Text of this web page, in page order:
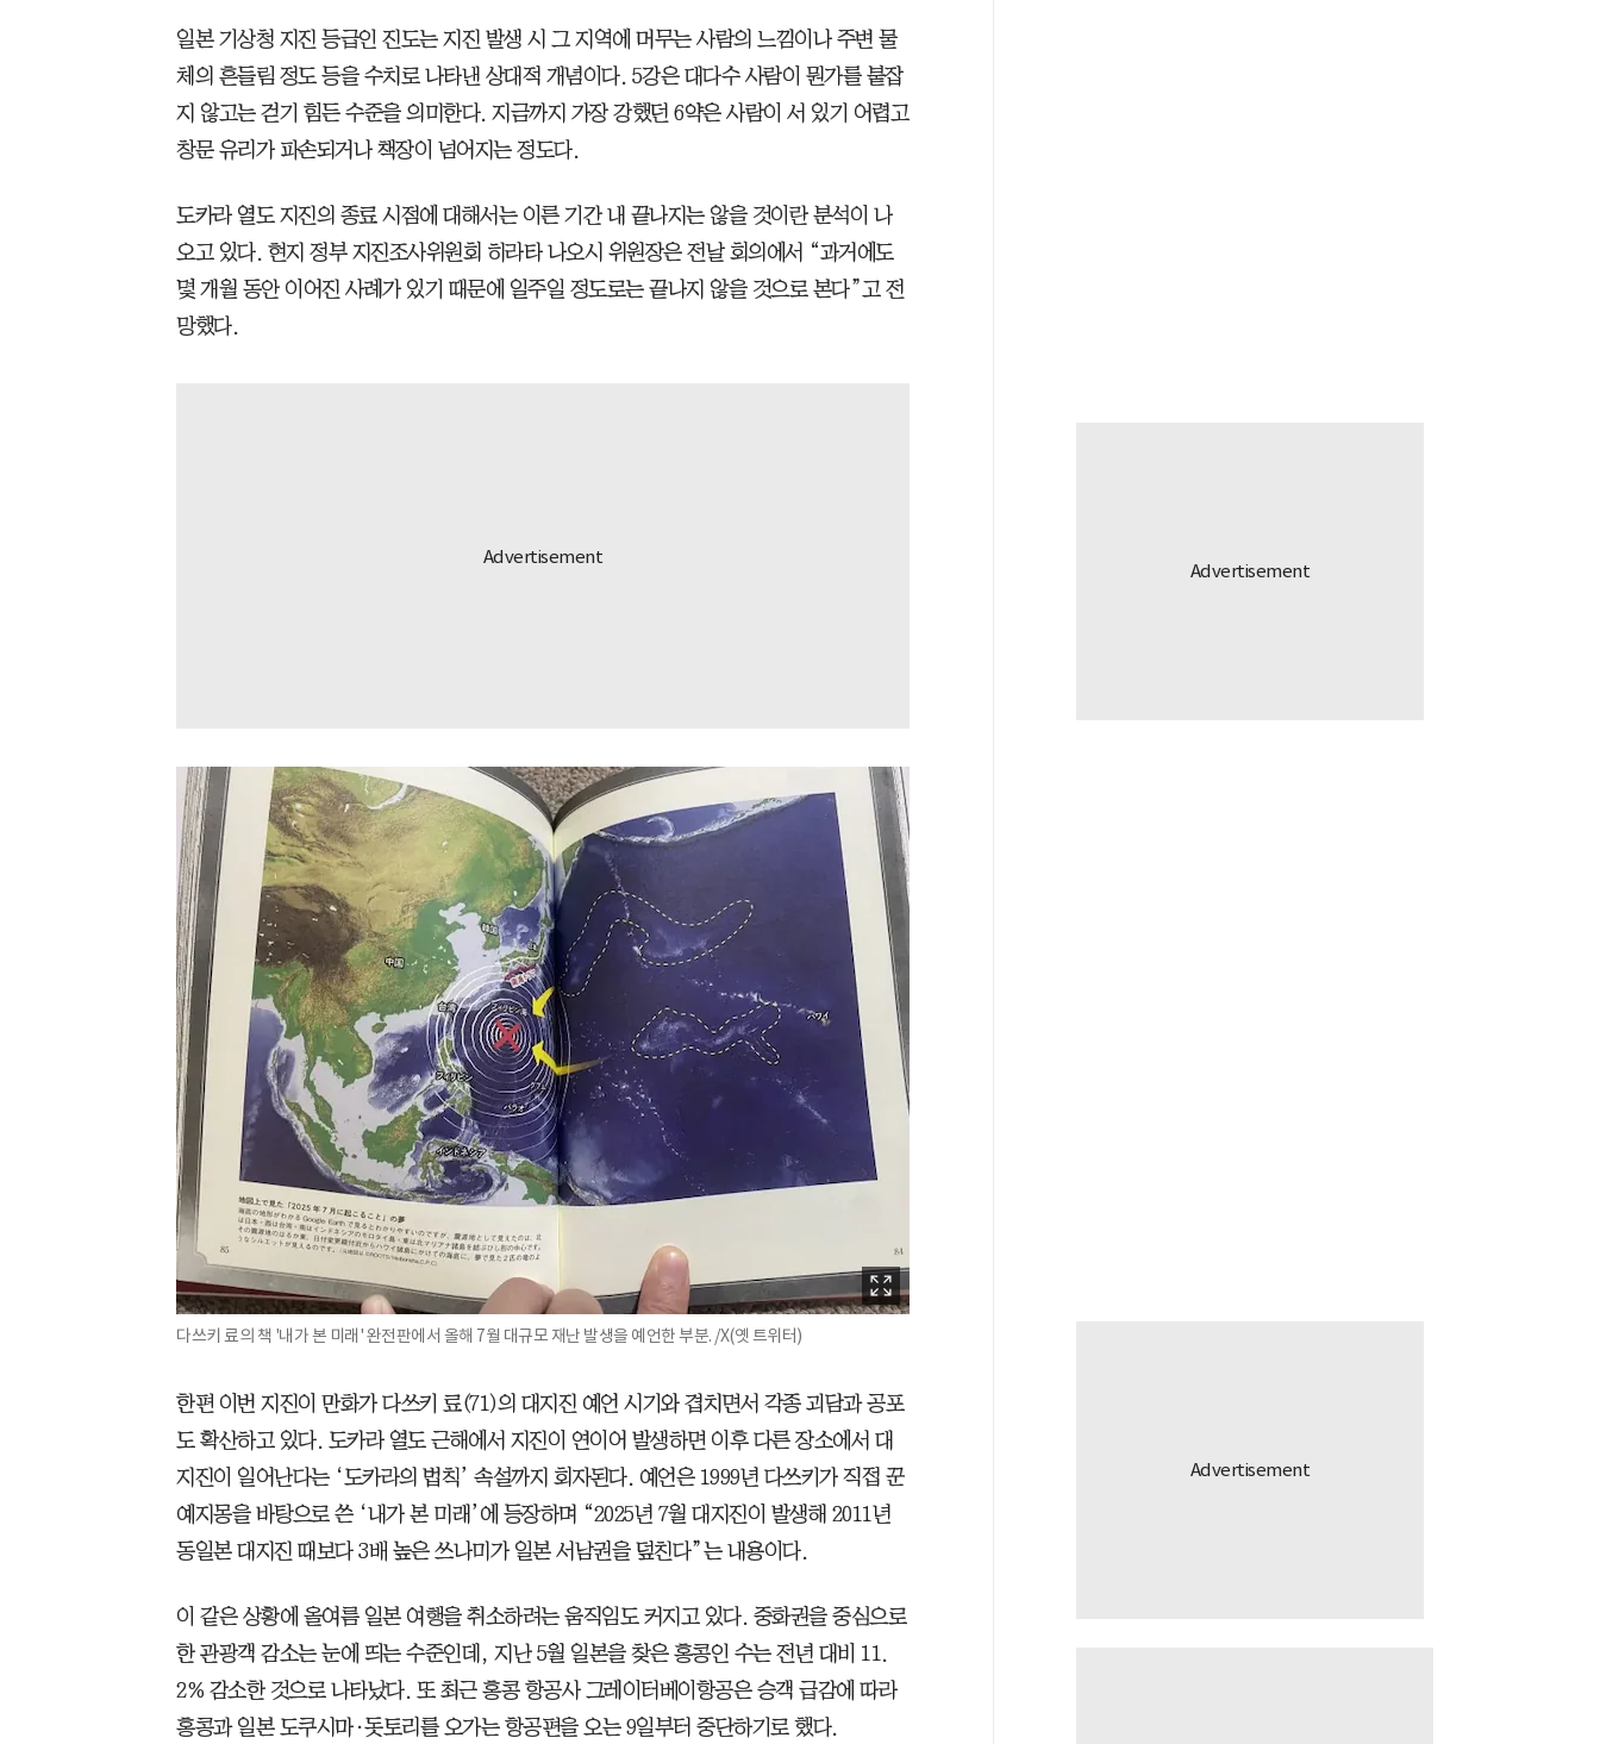
일본 기상청 지진 등급인 진도는 지진 발생 시 그 지역에 머무는 사람의 느낌이나 주변 물
체의 흔들림 정도 등을 수치로 나타낸 상대적 개념이다. 5강은 대다수 사람이 뭔가를 붙잡
지 않고는 걷기 힘든 수준을 의미한다. 지금까지 가장 강했던 6약은 사람이 서 있기 어렵고
창문 유리가 파손되거나 책장이 넘어지는 정도다.
도카라 열도 지진의 종료 시점에 대해서는 이른 기간 내 끝나지는 않을 것이란 분석이 나
오고 있다. 현지 정부 지진조사위원회 히라타 나오시 위원장은 전날 회의에서 “과거에도
몇 개월 동안 이어진 사례가 있기 때문에 일주일 정도로는 끝나지 않을 것으로 본다”고 전
망했다.
다쓰키 료의 책 '내가 본 미래' 완전판에서 올해 7월 대규모 재난 발생을 예언한 부분. /X(옛 트위터)
한편 이번 지진이 만화가 다쓰키 료(71)의 대지진 예언 시기와 겹치면서 각종 괴담과 공포
도 확산하고 있다. 도카라 열도 근해에서 지진이 연이어 발생하면 이후 다른 장소에서 대
지진이 일어난다는 ‘도카라의 법칙’ 속설까지 회자된다. 예언은 1999년 다쓰키가 직접 꾼
예지몽을 바탕으로 쓴 ‘내가 본 미래’에 등장하며 “2025년 7월 대지진이 발생해 2011년
동일본 대지진 때보다 3배 높은 쓰나미가 일본 서남권을 덮친다”는 내용이다.
이 같은 상황에 올여름 일본 여행을 취소하려는 움직임도 커지고 있다. 중화권을 중심으로
한 관광객 감소는 눈에 띄는 수준인데, 지난 5월 일본을 찾은 홍콩인 수는 전년 대비 11.
2% 감소한 것으로 나타났다. 또 최근 홍콩 항공사 그레이터베이항공은 승객 급감에 따라
홍콩과 일본 도쿠시마·돗토리를 오가는 항공편을 오는 9일부터 중단하기로 했다.